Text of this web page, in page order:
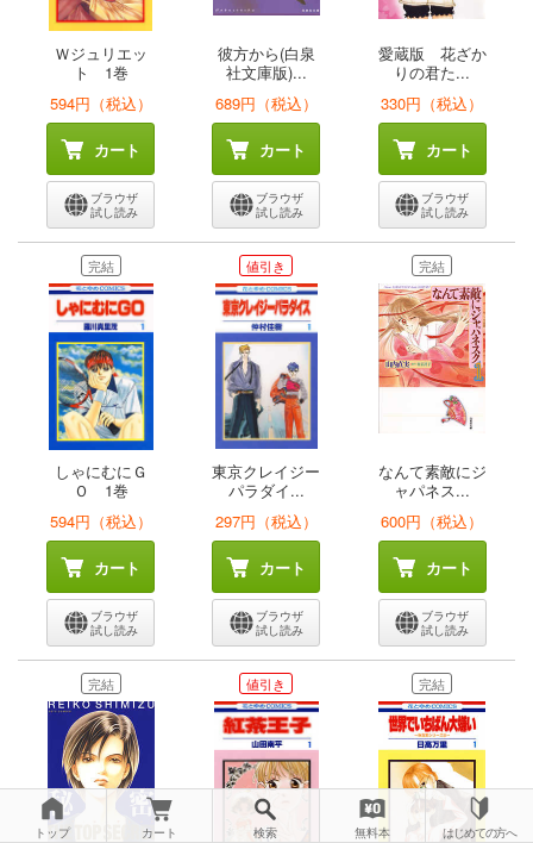
Ｗジュリエッ
ト 1巻
594円（税込）
カート
ブラウザ
試し読み
彼方から(白泉
社文庫版)...
689円（税込）
カート
ブラウザ
試し読み
愛蔵版 花ざか
りの君た...
330円（税込）
カート
ブラウザ
試し読み
完結
しゃにむにＧ
Ｏ 1巻
594円（税込）
カート
ブラウザ
試し読み
値引き
東京クレイジー
パラダイ...
297円（税込）
カート
ブラウザ
試し読み
完結
なんて素敵にジ
ャパネス...
600円（税込）
カート
ブラウザ
試し読み
完結 値引き 完結
トップ カート 検索 無料本 はじめての方へ